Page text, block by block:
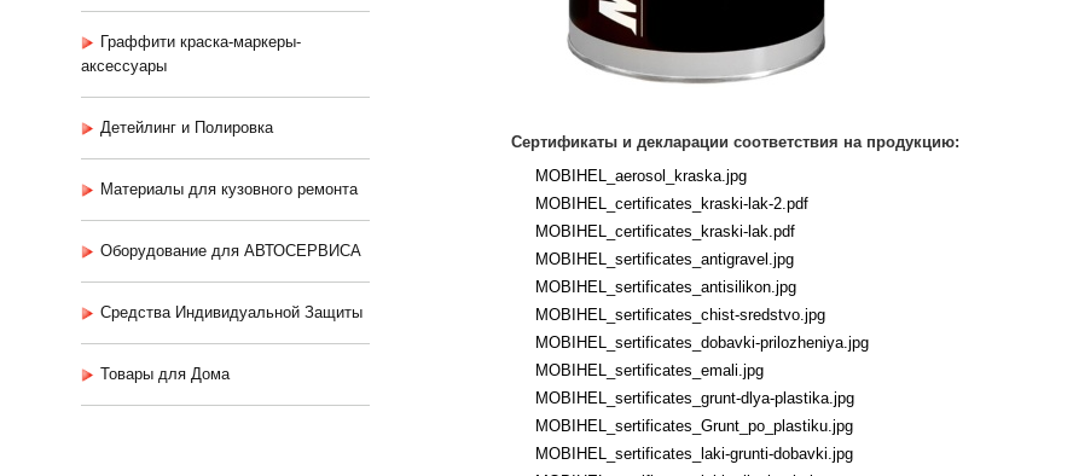
Граффити краска-маркеры-
аксессуары
Детейлинг и Полировка
Материалы для кузовного ремонта
Оборудование для АВТОСЕРВИСА
Средства Индивидуальной Защиты
Товары для Дома
Сертификаты и декларации соответствия на продукцию:
MOBIHEL_aerosol_kraska.jpg
MOBIHEL_certificates_kraski-lak-2.pdf
MOBIHEL_certificates_kraski-lak.pdf
MOBIHEL_sertificates_antigravel.jpg
MOBIHEL_sertificates_antisilikon.jpg
MOBIHEL_sertificates_chist-sredstvo.jpg
MOBIHEL_sertificates_dobavki-prilozheniya.jpg
MOBIHEL_sertificates_emali.jpg
MOBIHEL_sertificates_grunt-dlya-plastika.jpg
MOBIHEL_sertificates_Grunt_po_plastiku.jpg
MOBIHEL_sertificates_laki-grunti-dobavki.jpg